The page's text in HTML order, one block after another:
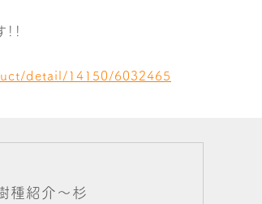
！
detail/14150/6032465
種紹介～杉